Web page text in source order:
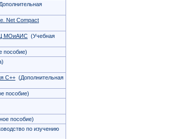
Net Compact
МОиАИС (Учебная
пособие)
С++ (Дополнительная
пособие)
пособие)
по изучению